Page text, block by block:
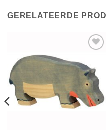
GERELATEERDE
aan
verlanglijst